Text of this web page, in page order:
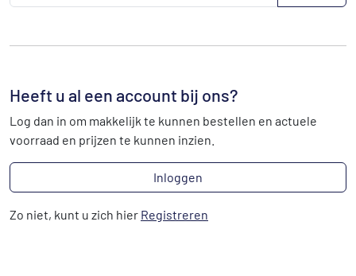
Heeft u al een account bij ons?
Log dan in om makkelijk te kunnen bestellen en actuele
voorraad en prijzen te kunnen inzien.
Inloggen
Zo niet, kunt u zich hier Registreren